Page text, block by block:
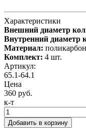
Характеристики
Внешний диаметр
Внутренний диаметр
Материал:
Комплект: 4 шт.
Артикул:
65.1-64.1
Цена
360 руб.
к-т
Добавить в корзину